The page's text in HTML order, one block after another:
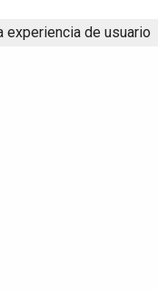
experiencia de usuario